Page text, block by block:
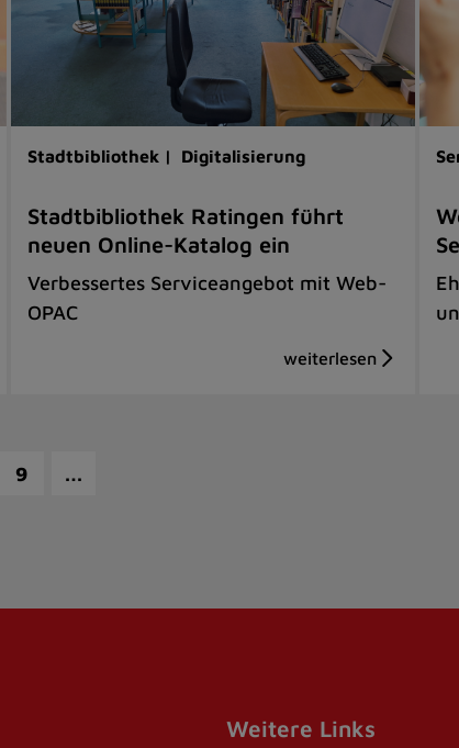
Stadtbibliothek | Digitalisierung
Stadtbibliothek Ratingen führt
neuen Online-Katalog ein
Verbessertes Serviceangebot mit Web-
OPAC
9 …
Weitere Links